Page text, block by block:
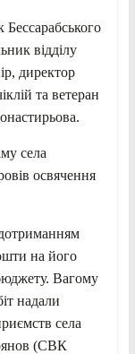
відділу
директор
та ветеран
села
освячення
на його
Вагому
надали
села
(СВК